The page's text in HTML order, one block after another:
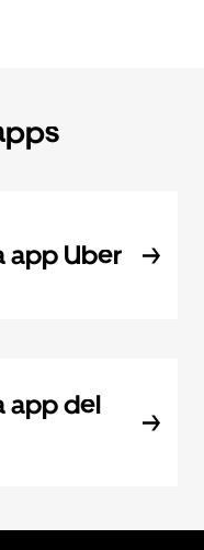
app Uber
app del